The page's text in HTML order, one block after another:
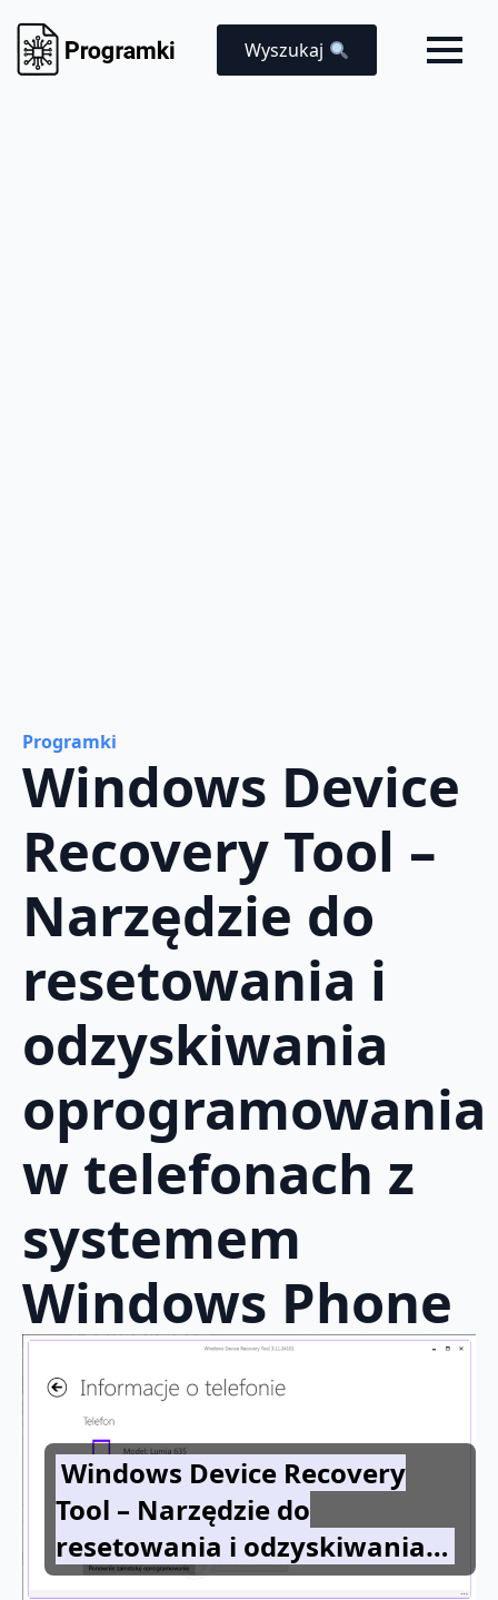
Wyszukaj
Programki
Windows Device
Recovery Tool –
Narzędzie do
resetowania i
odzyskiwania
oprogramowania
w telefonach z
systemem
Windows Phone
Windows Device Recovery
Tool – Narzędzie do
resetowania i odzyskiwania…